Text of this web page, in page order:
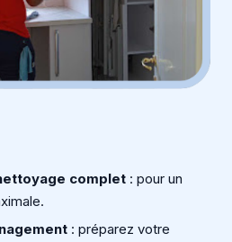
complet : pour un
: préparez votre